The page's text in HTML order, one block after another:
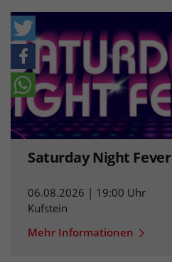
Saturday Night Fever
06.08.2026 | 19:00 Uhr
Kufstein
Mehr Informationen